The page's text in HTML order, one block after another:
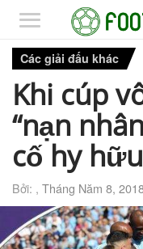
Các giải đấu khác
Khi cúp
“nạn
cố hy hữu
Bởi: , Tháng Năm 8,